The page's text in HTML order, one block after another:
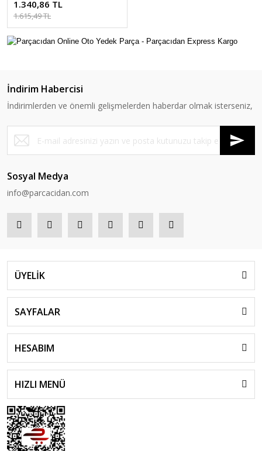
1.340,86 TL
1.615,49 TL
İndirim Habercisi
İndirimlerden ve önemli gelişmelerden haberdar olmak isterseniz,
Sosyal Medya
info@parcacidan.com
ÜYELİK
SAYFALAR
HESABIM
HIZLI MENÜ